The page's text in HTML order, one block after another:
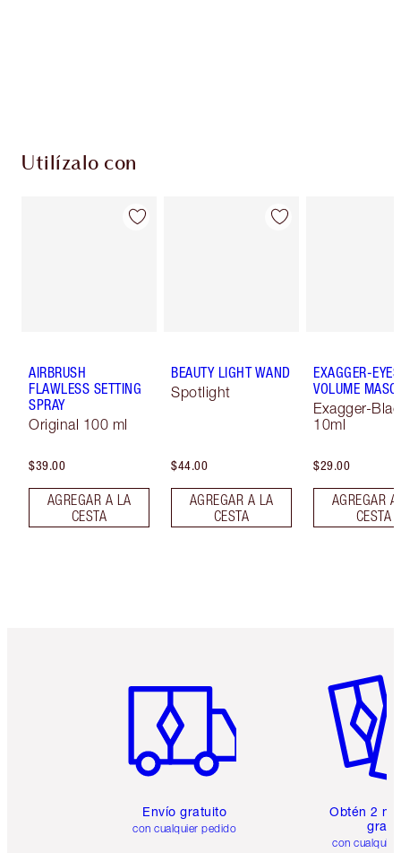
Utilízalo con
AIRBRUSH
FLAWLESS SETTING
SPRAY
Original 100 ml
$39.00
AGREGAR A LA
CESTA
BEAUTY LIGHT WAND
Spotlight
$44.00
AGREGAR A LA
CESTA
EXAGGER-EYES
VOLUME
Exagger-
10ml
$29.00
AGREGAR
CESTA
Envío gratuito
con cualquier pedido
Obtén 2
gratis
con